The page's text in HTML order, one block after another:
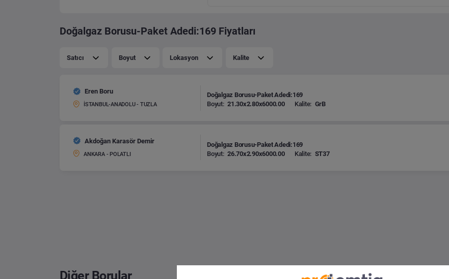
Doğalgaz Borusu-Paket Adedi:169 Fiyatları
Satıcı Boyut Lokasyon Kalite
Eren Boru
İSTANBUL-ANADOLU - TUZLA
Doğalgaz Borusu-Paket Adedi:169
Boyut: 21.30x2.80x6000.00 Kalite: GrB
Akdoğan Karasör Demir
ANKARA - POLATLI
Doğalgaz Borusu-Paket Adedi:169
Boyut: 26.70x2.90x6000.00 Kalite: ST37
Diğer Borular